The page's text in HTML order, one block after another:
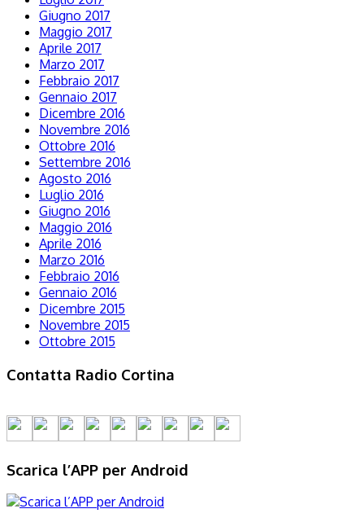
Giugno 2017
Maggio 2017
Aprile 2017
Marzo 2017
Febbraio 2017
Gennaio 2017
Dicembre 2016
Novembre 2016
Ottobre 2016
Settembre 2016
Agosto 2016
Luglio 2016
Giugno 2016
Maggio 2016
Aprile 2016
Marzo 2016
Febbraio 2016
Gennaio 2016
Dicembre 2015
Novembre 2015
Ottobre 2015
Contatta Radio Cortina
Scarica l’APP per Android